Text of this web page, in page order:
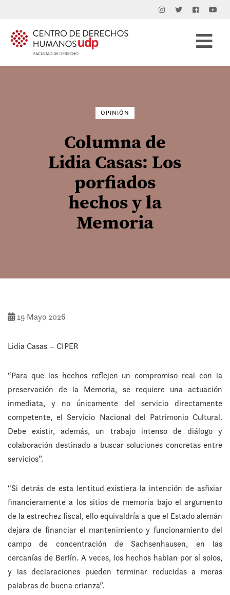
OPINIÓN
Columna de
Lidia Casas: Los
porfiados
hechos y la
Memoria
19 Mayo 2026
Lidia Casas – CIPER
“Para que los hechos reflejen un compromiso real con la
preservación de la Memoria, se requiere una actuación
inmediata, y no únicamente del servicio directamente
competente, el Servicio Nacional del Patrimonio Cultural.
Debe existir, además, un trabajo intenso de diálogo y
colaboración destinado a buscar soluciones concretas entre
servicios”.
“Si detrás de esta lentitud existiera la intención de asfixiar
financieramente a los sitios de memoria bajo el argumento
de la estrechez fiscal, ello equivaldría a que el Estado alemán
dejara de financiar el mantenimiento y funcionamiento del
campo de concentración de Sachsenhausen, en las
cercanías de Berlín. A veces, los hechos hablan por sí solos,
y las declaraciones pueden terminar reducidas a meras
palabras de buena crianza”.